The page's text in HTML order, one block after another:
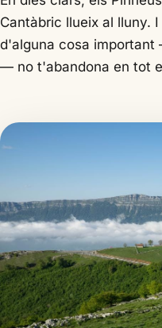
Cantàbric llueix al lluny.
d'alguna cosa important
— no t'abandona en tot